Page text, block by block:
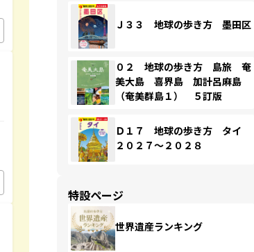
Ｊ３３ 地球の歩き方 墨田区
０２ 地球の歩き方 島旅 奄
美大島 喜界島 加計呂麻島
（奄美群島１） ５訂版
Ｄ１７ 地球の歩き方 タイ
２０２７～２０２８
特設ページ
世界遺産ランキング